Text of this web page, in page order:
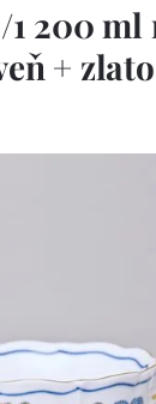
200 ml
+